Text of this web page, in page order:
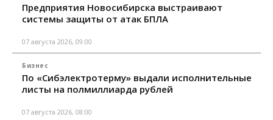
Предприятия Новосибирска выстраивают
системы защиты от атак БПЛА
07 августа 2026, 09:00
Бизнес
По «Сибэлектротерму» выдали исполнительные
листы на полмиллиарда рублей
07 августа 2026, 08:00